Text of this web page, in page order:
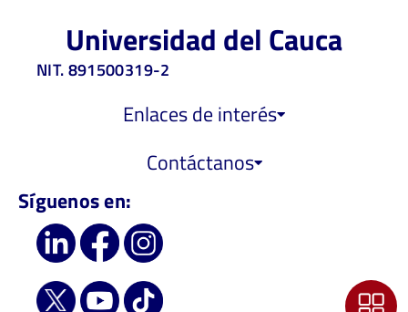
Universidad del Cauca
NIT. 891500319-2
Enlaces de interés
Contáctanos
Síguenos en: